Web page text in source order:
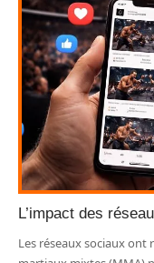
L’impact des
Les réseaux sociaux